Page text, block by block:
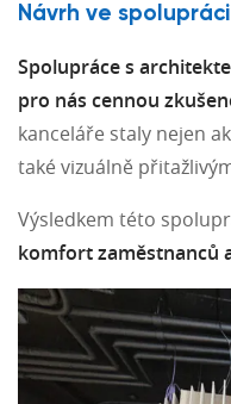
Návrh ve
Spolupráce s
pro nás cennou
kanceláře staly nejen
také vizuálně
Výsledkem této
komfort zaměstnanců